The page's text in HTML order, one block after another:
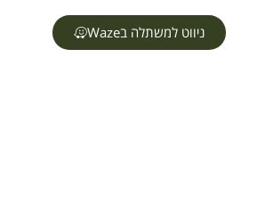
ניווט למשתלה בWaze